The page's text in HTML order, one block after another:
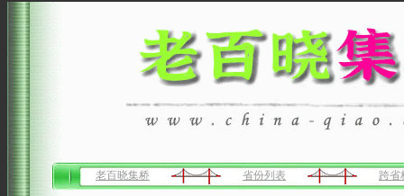
老百晓集桥 省份列表 跨省